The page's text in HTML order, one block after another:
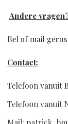
Andere
Bel of mail
Contact:
Telefoon vanuit
Telefoon vanuit